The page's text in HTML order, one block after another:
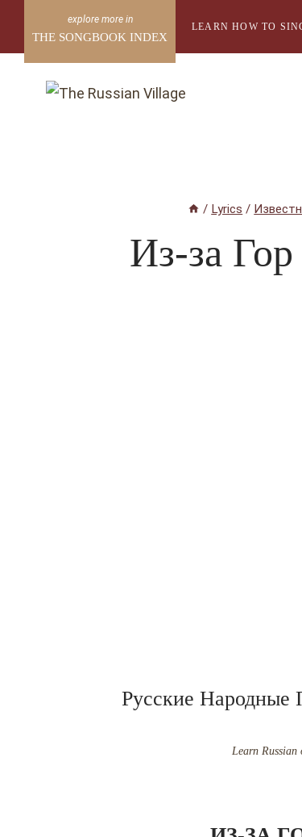
content
THE SONGBOOK INDEX
LEARN HOW TO
/ Lyrics /
Из-за
Русские Народные
Learn